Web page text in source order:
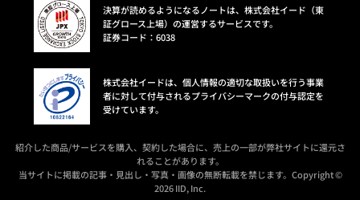
決算が読めるようになるノートは、株式会社イード（東
証グロース上場）の運営するサービスです。
証券コード：6038
株式会社イードは、個人情報の適切な取扱いを行う事業
者に対して付与されるプライバシーマークの付与認定を
受けています。
紹介した商品/サービスを購入、契約した場合に、売上の一部が弊社サイトに還元さ
れることがあります。
当サイトに掲載の記事・見出し・写真・画像の無断転載を禁じます。Copyright ©
2026 IID, Inc.